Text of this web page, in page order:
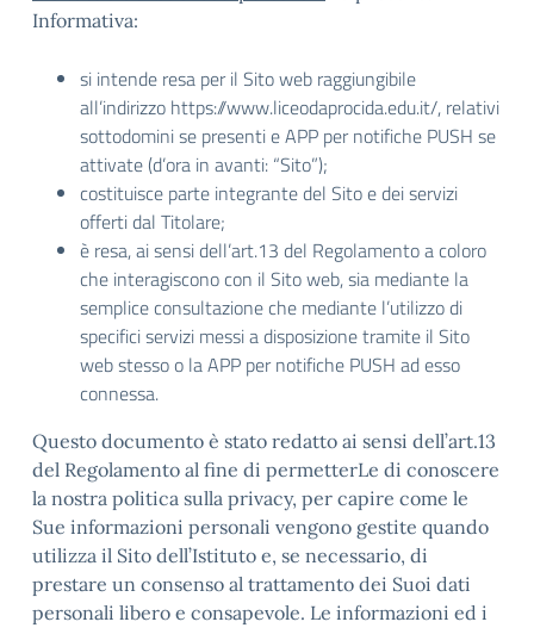
Informativa:
si intende resa per il Sito web raggiungibile
all’indirizzo https://www.liceodaprocida.edu.it/, relativi
sottodomini se presenti e APP per notifiche PUSH se
attivate (d’ora in avanti: “Sito”);
costituisce parte integrante del Sito e dei servizi
offerti dal Titolare;
è resa, ai sensi dell’art.13 del Regolamento a coloro
che interagiscono con il Sito web, sia mediante la
semplice consultazione che mediante l’utilizzo di
specifici servizi messi a disposizione tramite il Sito
web stesso o la APP per notifiche PUSH ad esso
connessa.
Questo documento è stato redatto ai sensi dell’art.13
del Regolamento al fine di permetterLe di conoscere
la nostra politica sulla privacy, per capire come le
Sue informazioni personali vengono gestite quando
utilizza il Sito dell’Istituto e, se necessario, di
prestare un consenso al trattamento dei Suoi dati
personali libero e consapevole. Le informazioni ed i